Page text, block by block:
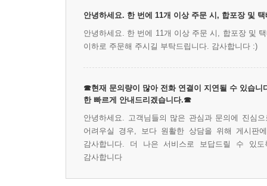
안녕하세요. 한 번에 11개 이상 주문 시, 합포장 및
안녕하세요. 한 번에 11개 이상 주문 시, 합포장 및
이하로 주문해 주시길 부탁드립니다. 감사합니다 :)
☎현재 문의량이 많아 전화 연결이 지연될 수 있습니
한 빠르게 안내드리겠습니다.☎
안녕하세요. 고객님들의 많은 관심과 문의에 진심
어려우실 경우, 보다 원활한 상담을 위해 게시판
감사합니다. 더 나은 서비스로 보답드릴 수 있도
감사합니다